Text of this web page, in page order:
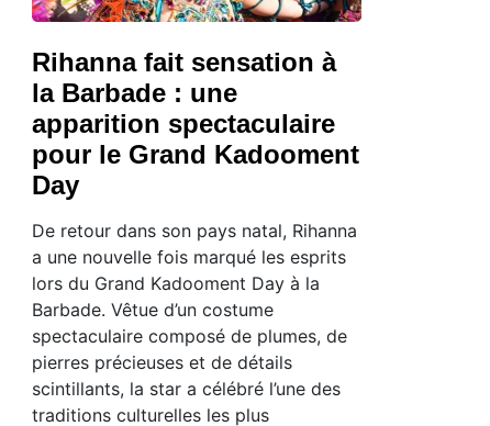
Rihanna fait sensation à
la Barbade : une
apparition spectaculaire
pour le Grand Kadooment
Day
De retour dans son pays natal, Rihanna
a une nouvelle fois marqué les esprits
lors du Grand Kadooment Day à la
Barbade. Vêtue d’un costume
spectaculaire composé de plumes, de
pierres précieuses et de détails
scintillants, la star a célébré l’une des
traditions culturelles les plus